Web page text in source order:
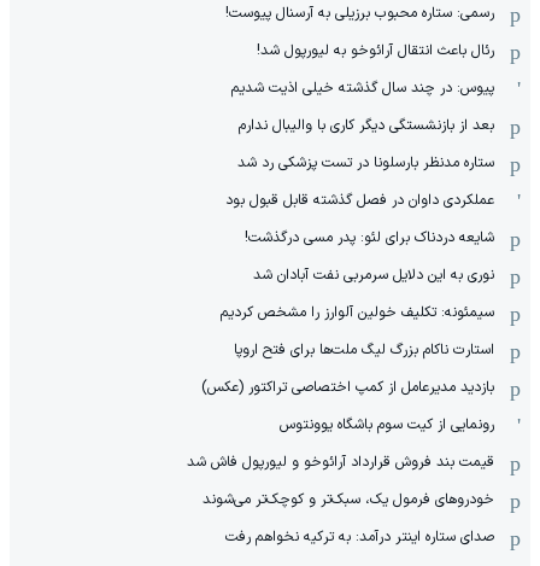
رسمی: ستاره محبوب برزیلی به آرسنال پیوست!
رئال باعث انتقال آرائوخو به لیورپول شد!
پیوس: در چند سال گذشته خیلی اذیت شدیم
بعد از بازنشستگی دیگر کاری با والیبال ندارم
ستاره مدنظر بارسلونا در تست پزشکی رد شد
عملکردی داوان در فصل گذشته قابل قبول بود
شایعه دردناک برای لئو: پدر مسی درگذشت!
نوری به این دلایل سرمربی نفت آبادان شد
سیمئونه: تکلیف خولین آلوارز را مشخص کردیم
استارت ناکام بزرگ لیگ ملت‌ها برای فتح اروپا
بازدید مدیرعامل از کمپ اختصاصی تراکتور (عکس)
رونمایی از کیت سوم باشگاه یوونتوس
قیمت بند فروش قرارداد آرائوخو و لیورپول فاش شد
خودروهای فرمول یک، سبک‌تر و کوچک‌تر می‌شوند
صدای ستاره اینتر درآمد: به ترکیه نخواهم رفت